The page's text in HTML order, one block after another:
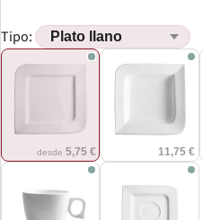
Tipo:
desde5,75 € 11,75 €